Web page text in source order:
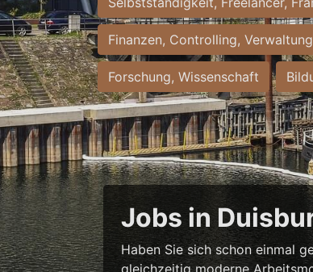
Finanzen, Controlling, Verwaltung
Forschung, Wissenschaft
Jobs in
Haben Sie sich schon einmal